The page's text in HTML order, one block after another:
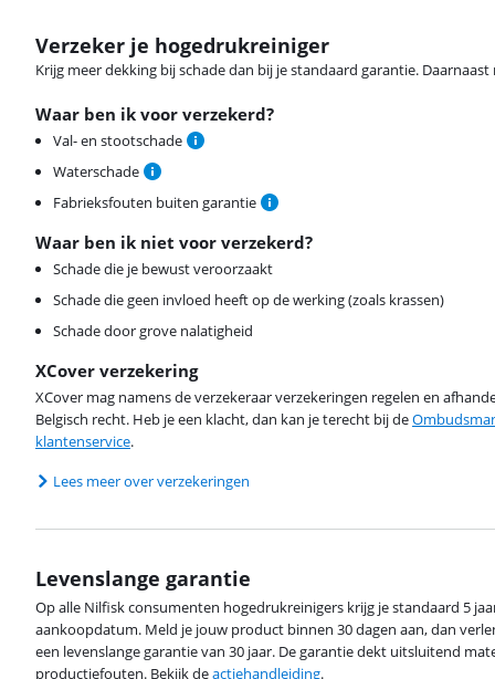
Verzeker je hogedrukreiniger
Krijg meer dekking bij schade dan bij je standaard garantie.
Waar ben ik voor verzekerd?
Val- en stootschade
Waterschade
Fabrieksfouten buiten garantie
Waar ben ik niet voor verzekerd?
Schade die je bewust veroorzaakt
Schade die geen invloed heeft op de werking (zoals krassen)
Schade door grove nalatigheid
XCover verzekering
XCover mag namens de verzekeraar verzekeringen regelen en
Belgisch recht. Heb je een klacht, dan kan je terecht bij de
klantenservice.
Lees meer over verzekeringen
Levenslange garantie
Op alle Nilfisk consumenten hogedrukreinigers krijg je standaard 5
aankoopdatum. Meld je jouw product binnen 30 dagen aan, dan
een levenslange garantie van 30 jaar. De garantie dekt uitsluitend
productiefouten. Bekijk deactiehandleiding.